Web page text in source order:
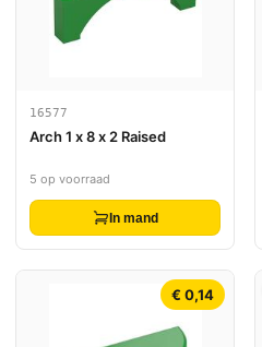
16577
Arch 1 x 8 x 2 Raised
5 op voorraad
In mand
€ 0,14